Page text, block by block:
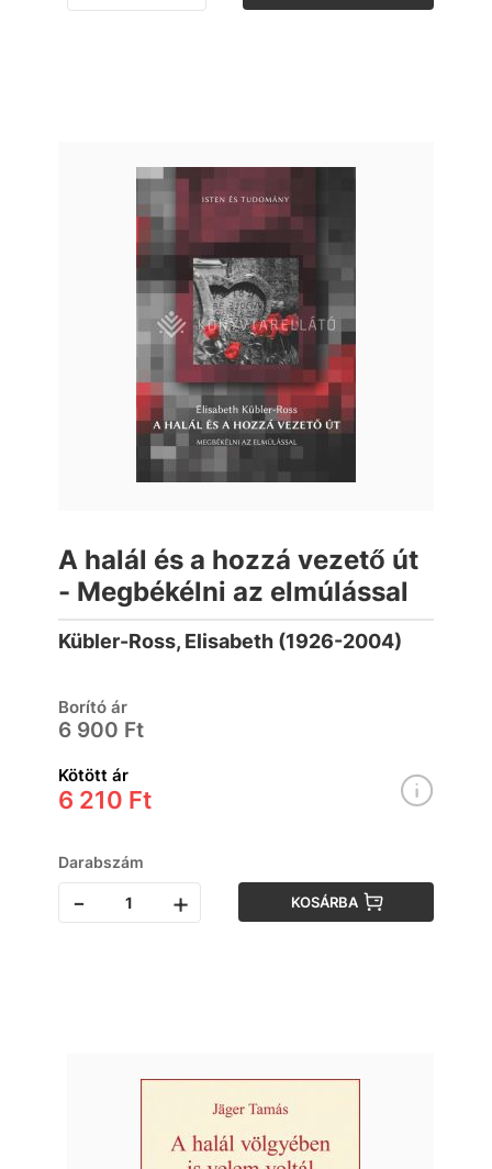
A halál és a hozzá vezető út
- Megbékélni az elmúlással
Kübler-Ross, Elisabeth (1926-2004)
Borító ár
6 900 Ft
Kötött ár
6 210 Ft
Darabszám
- + KOSÁRBA